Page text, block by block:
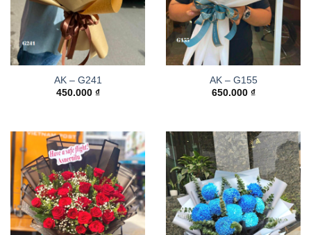
AK – G241
450.000 ₫
AK – G155
650.000 ₫